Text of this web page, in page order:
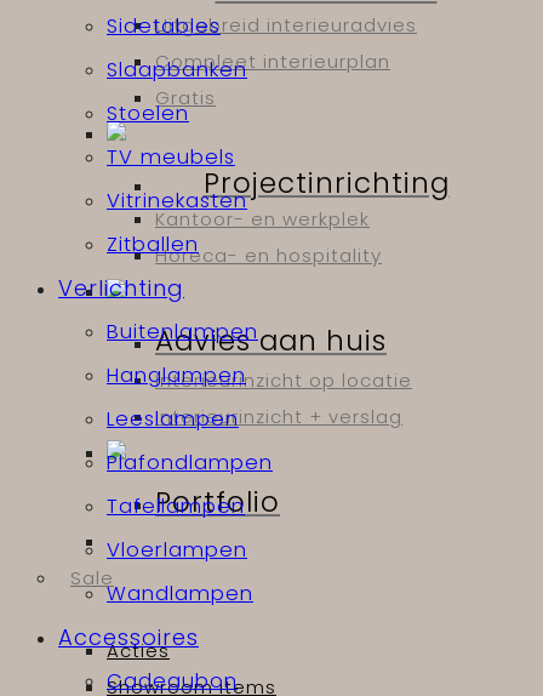
Uitgebreid interieuradvies
Compleet interieurplan
Gratis
Projectinrichting
Kantoor- en werkplek
Horeca- en hospitality
Advies aan huis
Interieurinzicht op locatie
Interieurinzicht + verslag
Portfolio
Sale
Acties
Showroom items
Sidetables
Slaapbanken
Stoelen
TV meubels
Vitrinekasten
Zitballen
Verlichting
Buitenlampen
Hanglampen
Leeslampen
Plafondlampen
Tafellampen
Vloerlampen
Wandlampen
Accessoires
Cadeaubon